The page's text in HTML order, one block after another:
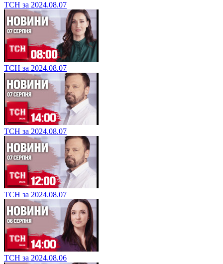
ТСН за 2024.08.07
ТСН за 2024.08.07
ТСН за 2024.08.07
ТСН за 2024.08.07
ТСН за 2024.08.06